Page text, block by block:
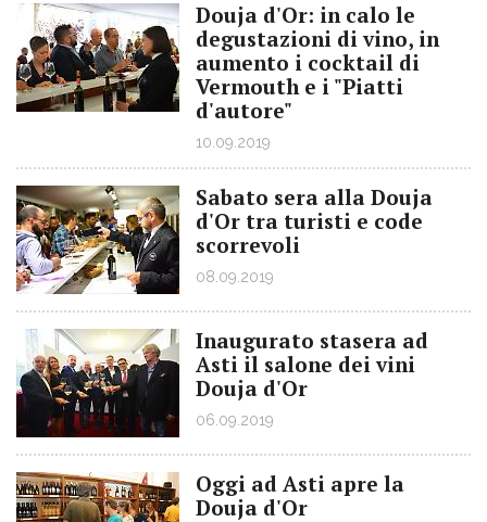
Douja d'Or: in calo le
degustazioni di vino, in
aumento i cocktail di
Vermouth e i "Piatti
d'autore"
10.09.2019
Sabato sera alla Douja
d'Or tra turisti e code
scorrevoli
08.09.2019
Inaugurato stasera ad
Asti il salone dei vini
Douja d'Or
06.09.2019
Oggi ad Asti apre la
Douja d'Or